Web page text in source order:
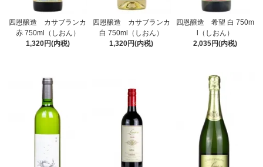
四恩醸造 カサブランカ
赤 750ml（しおん）
1,320円(内税)
四恩醸造 カサブランカ
白 750ml（しおん）
1,320円(内税)
四恩醸造 希望 白 750m
l（しおん）
2,035円(内税)